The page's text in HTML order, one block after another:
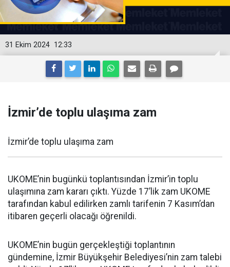
12:33
31 Ekim 2024
İzmir’de toplu ulaşıma zam
İzmir’de toplu ulaşıma zam
UKOME’nin bugünkü toplantısından İzmir’in toplu
ulaşımına zam kararı çıktı. Yüzde 17’lik zam UKOME
tarafından kabul edilirken zamlı tarifenin 7 Kasım’dan
itibaren geçerli olacağı öğrenildi.
UKOME’nin bugün gerçekleştiği toplantının
gündemine, İzmir Büyükşehir Belediyesi’nin zam talebi